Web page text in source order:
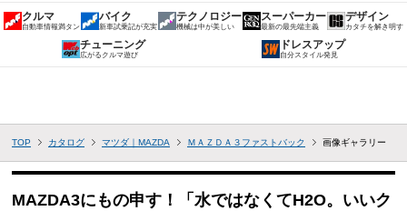
クルマ
自動車情報満タン
バイク
新車試乗記が充実
テクノロジー
機械は中が美しい
スーパーカー
最新の最先端主義
デザイン
カタチを解き明す
チューニング
広がるクルマ遊び
ドレスアップ
自分スタイル発見
TOP カタログ マツダ｜MAZDA ＭＡＺＤＡ３ファストバック 画像ギャラリー
MAZDA3にもの申す！「水ではなくてH2O。いいク